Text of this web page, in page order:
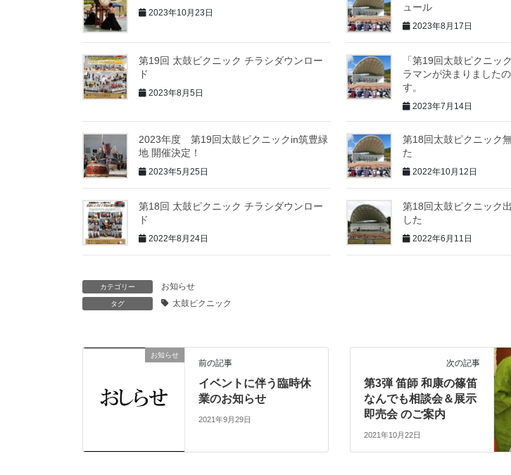
2023年10月23日
ュール
2023年8月17日
第19回 太鼓ピクニック チラシダウンロー
ド
2023年8月5日
「第19回太鼓ピクニッ
ラマンが決まりました
す。
2023年7月14日
2023年度 第19回太鼓ピクニックin筑豊緑
地 開催決定！
2023年5月25日
第18回太鼓ピクニック
た
2022年10月12日
第18回 太鼓ピクニック チラシダウンロー
ド
2022年8月24日
第18回太鼓ピクニック
した
2022年6月11日
カテゴリー お知らせ
タグ 太鼓ピクニック
お知らせ
前の記事
イベントに伴う臨時休
業のお知らせ
2021年9月29日
次の記事
第3弾 笛師 和康の篠笛
なんでも相談会＆展示
即売会 のご案内
2021年10月22日